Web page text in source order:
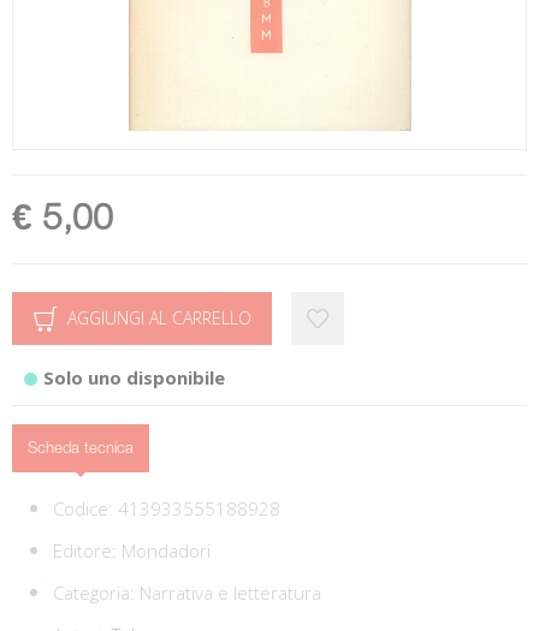
€ 5,00
AGGIUNGI AL CARRELLO
Solo uno disponibile
Scheda tecnica
Codice: 413933555188928
Editore: Mondadori
Categoria: Narrativa e letteratura